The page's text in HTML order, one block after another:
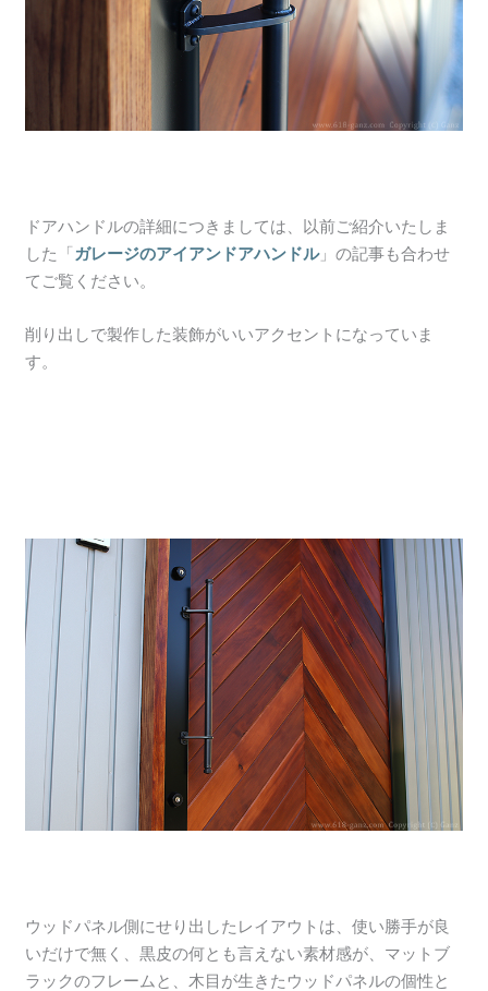
ドアハンドルの詳細につきましては、以前ご紹介いたしま
した「ガレージのアイアンドアハンドル」の記事も合わせ
てご覧ください。
削り出しで製作した装飾がいいアクセントになっていま
す。
ウッドパネル側にせり出したレイアウトは、使い勝手が良
いだけで無く、黒皮の何とも言えない素材感が、マットブ
ラックのフレームと、木目が生きたウッドパネルの個性と